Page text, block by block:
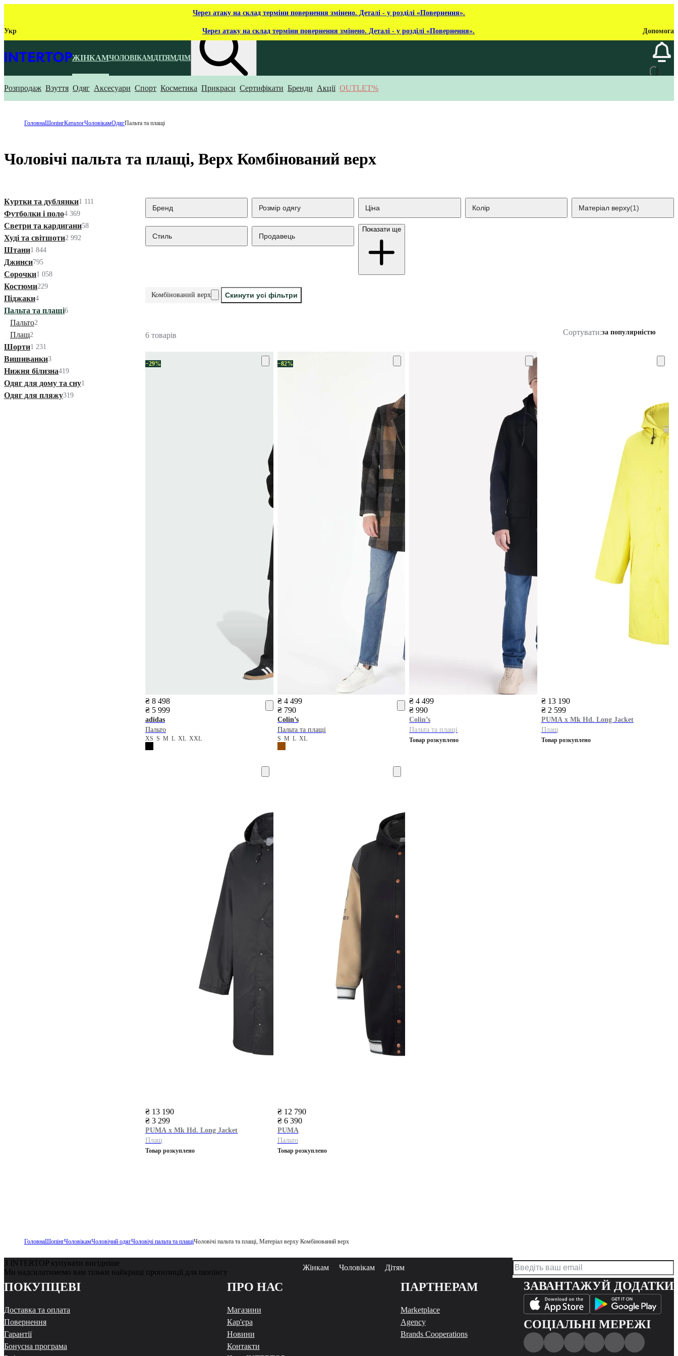
Через атаку на склад терміни повернення змінено. Деталі - у розділі «Повернення».
Укр Через атаку на склад терміни повернення змінено. Деталі - у розділі «Повернення». Допомога
ЖІНКАМЧОЛОВІКАМДІТЯМДІМ
Що ти шукаєш?
Розпродаж Взуття Одяг Аксесуари Спорт Косметика Прикраси Сертифікати Бренди Акції OUTLET%
ГоловнаШопінгКаталогЧоловікамОдягПальта та плащі
Чоловічі пальта та плащі, Верх Комбінований верх
Куртки та дублянки1 111
Футболки і поло4 369
Светри та кардигани58
Худі та світшоти2 992
Штани1 844
Джинси795
Сорочки1 058
Костюми229
Піджаки4
Пальта та плащі6
Пальто2
Плащ2
Шорти1 231
Вишиванки3
Нижня білизна419
Одяг для дому та сну1
Одяг для пляжу319
Бренд Розмір одягу Ціна Колір Матеріал верху(1)
Стиль Продавець
Показати ще
Комбінований верх Скинути усі фільтри
6 товарів Сортувати:за популярністю
−29%
₴ 8 498
₴ 5 999
adidas
Пальто
XS S M L XL XXL
−82%
₴ 4 499
₴ 790
Colin’s
Пальта та плащі
S M L XL
₴ 4 499
₴ 990
Colin’s
Пальта та плащі
Товар розкуплено
₴ 13 190
₴ 2 599
PUMA x Mk Hd. Long Jacket
Плащ
Товар розкуплено
₴ 13 190
₴ 3 299
PUMA x Mk Hd. Long Jacket
Плащ
Товар розкуплено
₴ 12 790
₴ 6 390
PUMA
Пальто
Товар розкуплено
ГоловнаШопінгЧоловікамЧоловічий одягЧоловічі пальта та плащіЧоловічі пальта та плащі, Матеріал верху Комбінований верх
З INTERTOP купувати вигідніше
Ми надсилатимемо вам тільки найкращі пропозиції для шопінгу
Жінкам Чоловікам Дітям
ПОКУПЦЕВІ
Доставка та оплата
Повернення
Гарантії
Бонусна програма
ПРО НАС
Магазини
Кар'єра
Новини
Контакти
ПАРТНЕРАМ
Marketplace
Agency
Brands Cooperations
ЗАВАНТАЖУЙ ДОДАТКИ
СОЦІАЛЬНІ МЕРЕЖІ